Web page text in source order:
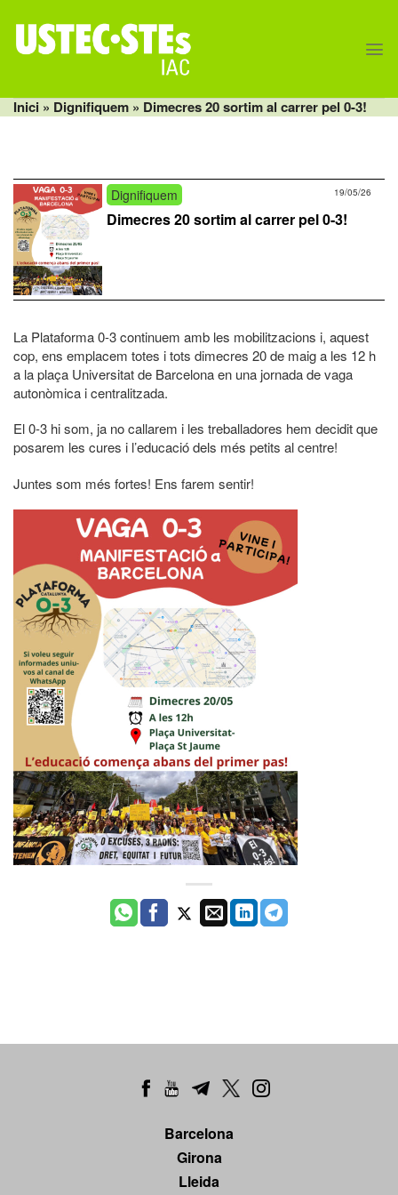
content
Inici » Dignifiquem » Dimecres 20 sortim al carrer pel 0-3!
Dignifiquem 19/05/26
Dimecres 20 sortim al carrer pel 0-3!
La Plataforma 0-3 continuem amb les mobilitzacions i, aquest
cop, ens emplacem totes i tots dimecres 20 de maig a les 12 h
a la plaça Universitat de Barcelona en una jornada de vaga
autonòmica i centralitzada.
El 0-3 hi som, ja no callarem i les treballadores hem decidit que
posarem les cures i l’educació dels més petits al centre!
Juntes som més fortes! Ens farem sentir!
Barcelona
Girona
Lleida